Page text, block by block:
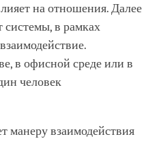
на отношения. Далее
в рамках
в офисной среде или в
человек
манеру взаимодействия